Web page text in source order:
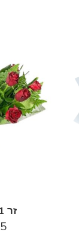
זר 11 ורדים